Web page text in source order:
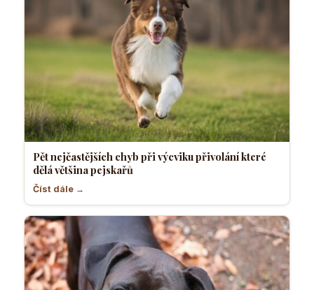
Pět nejčastějších chyb při výcviku přivolání které
dělá většina pejskařů
Číst dále →